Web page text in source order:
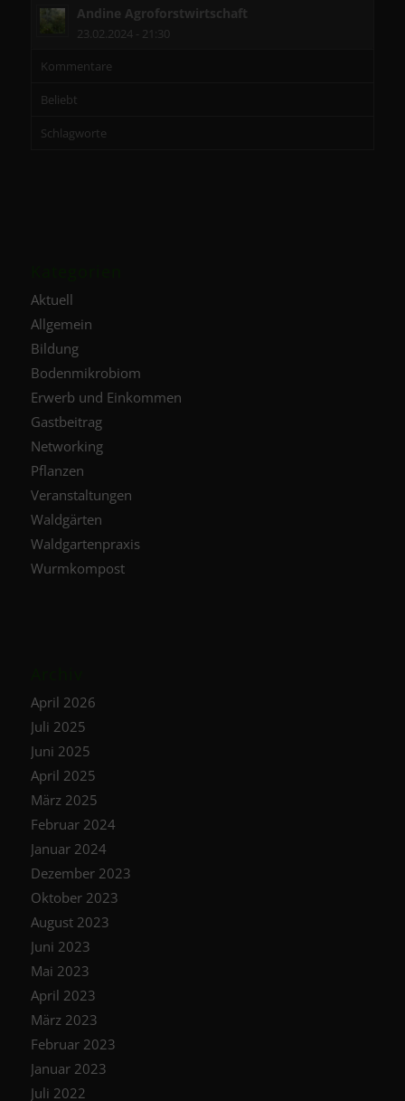
Andine Agroforstwirtschaft
23.02.2024 - 21:30
Kommentare
Beliebt
Schlagworte
Aktuell
Allgemein
Bildung
Bodenmikrobiom
Erwerb und Einkommen
Gastbeitrag
Networking
Pflanzen
Veranstaltungen
Waldgärten
Waldgartenpraxis
Wurmkompost
April 2026
Juli 2025
Juni 2025
April 2025
März 2025
Februar 2024
Januar 2024
Dezember 2023
Oktober 2023
August 2023
Juni 2023
Mai 2023
April 2023
März 2023
Februar 2023
Januar 2023
Juli 2022